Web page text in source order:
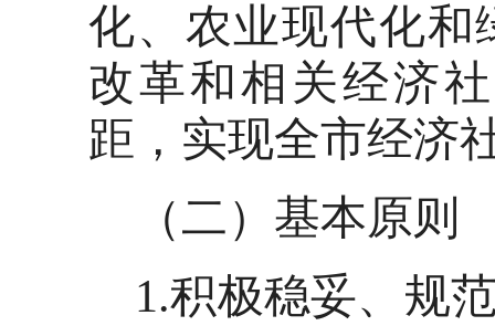
化、农业现代化和
改革和相关经济
距，实现全市经济
（二）基本原则
1.积极稳妥、规